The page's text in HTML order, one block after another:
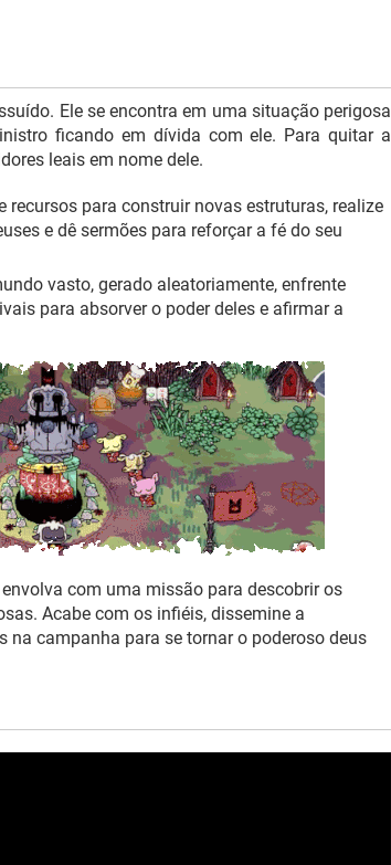
Ele se encontra em uma situação perigosa
ficando em dívida com ele. Para quitar a
leais em nome dele.
recursos para construir novas estruturas, realize
e dê sermões para reforçar a fé do seu
vasto, gerado aleatoriamente, enfrente
para absorver o poder deles e afirmar a
com uma missão para descobrir os
Acabe com os infiéis, dissemine a
campanha para se tornar o poderoso deus